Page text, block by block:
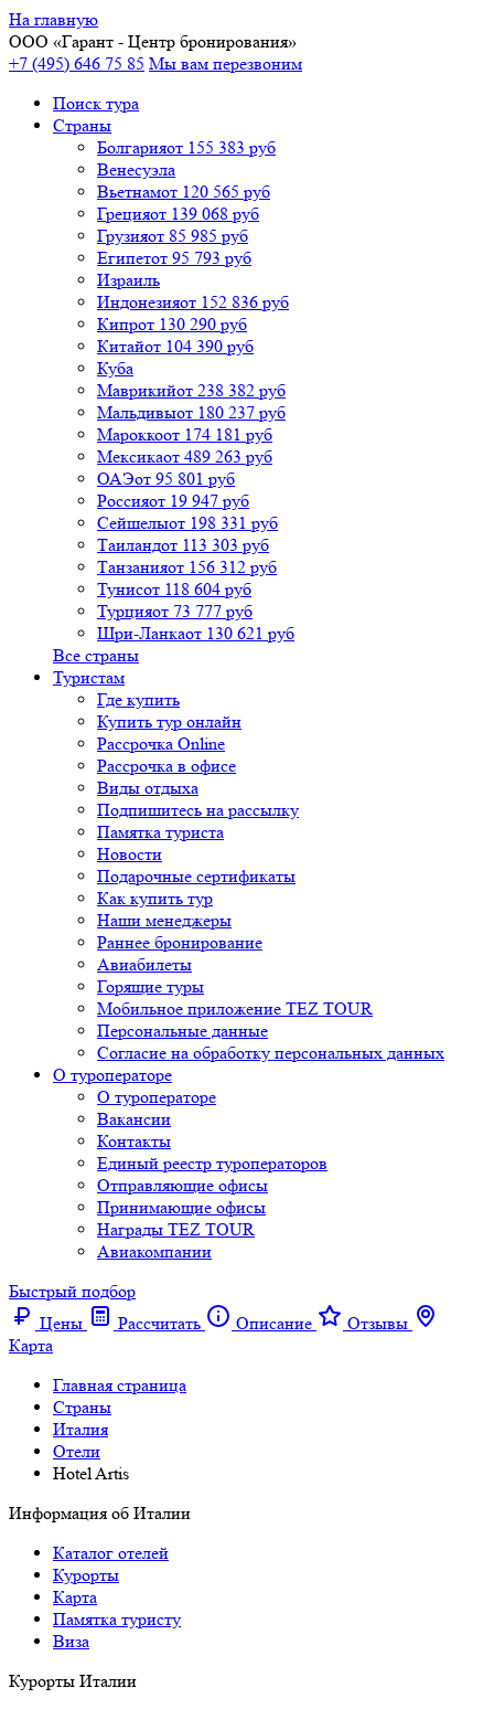
На главную
ООО «Гарант - Центр бронирования»
+7 (495) 646 75 85 Мы вам перезвоним
Поиск тура
Cтраны
Болгарияот 155 383 руб
Венесуэла
Вьетнамот 120 565 руб
Грецияот 139 068 руб
Грузияот 85 985 руб
Египетот 95 793 руб
Израиль
Индонезияот 152 836 руб
Кипрот 130 290 руб
Китайот 104 390 руб
Куба
Маврикийот 238 382 руб
Мальдивыот 180 237 руб
Мароккоот 174 181 руб
Мексикаот 489 263 руб
ОАЭот 95 801 руб
Россияот 19 947 руб
Сейшелыот 198 331 руб
Таиландот 113 303 руб
Танзанияот 156 312 руб
Тунисот 118 604 руб
Турцияот 73 777 руб
Шри-Ланкаот 130 621 руб
Все страны
Туристам
Где купить
Купить тур онлайн
Рассрочка Online
Рассрочка в офисе
Виды отдыха
Подпишитесь на рассылку
Памятка туриста
Новости
Подарочные сертификаты
Как купить тур
Наши менеджеры
Раннее бронирование
Авиабилеты
Горящие туры
Мобильное приложение TEZ TOUR
Персональные данные
Согласие на обработку персональных данных
О туроператоре
О туроператоре
Вакансии
Контакты
Единый реестр туроператоров
Отправляющие офисы
Принимающие офисы
Награды TEZ TOUR
Авиакомпании
Быстрый подбор
Цены
Рассчитать Описание
Отзывы
Карта
Главная страница
Cтраны
Италия
Отели
Hotel Artis
Информация об Италии
Каталог отелей
Курорты
Карта
Памятка туристу
Виза
Курорты Италии